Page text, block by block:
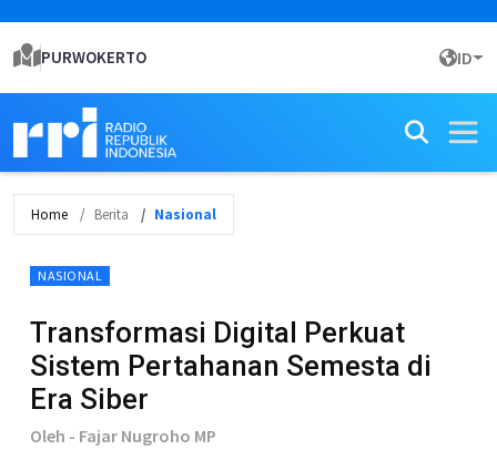
PURWOKERTO ID
Home Berita Nasional
NASIONAL
Transformasi Digital Perkuat
Sistem Pertahanan Semesta di
Era Siber
Oleh - Fajar Nugroho MP